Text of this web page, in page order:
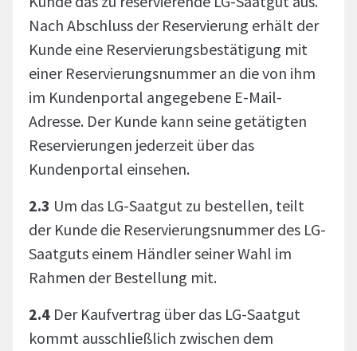
Nach Abschluss der Reservierung erhält der
Kunde eine Reservierungsbestätigung mit
einer Reservierungsnummer an die von ihm
im Kundenportal angegebene E-Mail-
Adresse. Der Kunde kann seine getätigten
Reservierungen jederzeit über das
Kundenportal einsehen.
2.3 Um das LG-Saatgut zu bestellen, teilt
der Kunde die Reservierungsnummer des LG-
Saatguts einem Händler seiner Wahl im
Rahmen der Bestellung mit.
2.4 Der Kaufvertrag über das LG-Saatgut
kommt ausschließlich zwischen dem